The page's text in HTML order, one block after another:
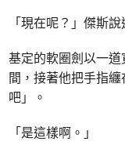
「現在呢？」傑斯說
基定的軟圈劍以一
間，接著他把手指
吧」。
「是這樣啊。」